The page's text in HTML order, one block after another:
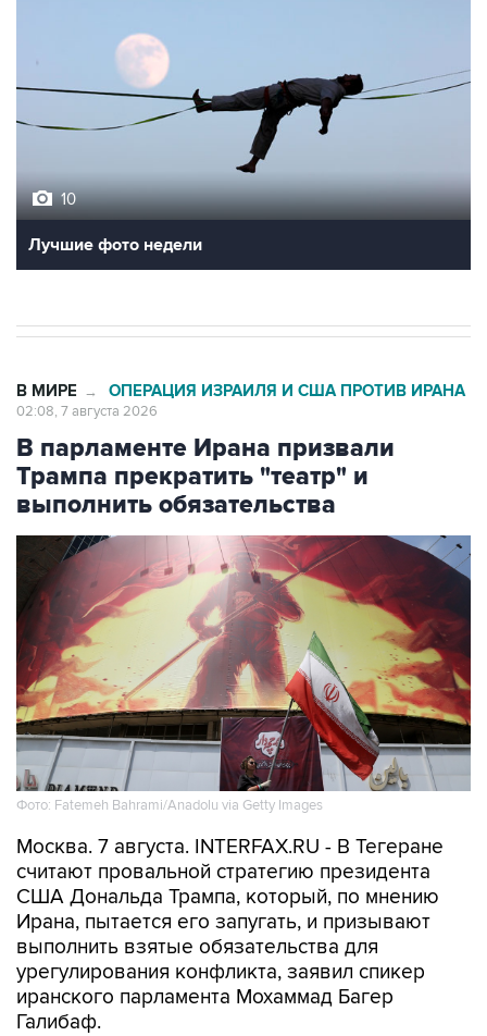
10
Лучшие фото недели
В МИРЕ → ОПЕРАЦИЯ ИЗРАИЛЯ И США ПРОТИВ ИРАНА
02:08, 7 августа 2026
В парламенте Ирана призвали
Трампа прекратить "театр" и
выполнить обязательства
Фото: Fatemeh Bahrami/Anadolu via Getty Images
Москва. 7 августа. INTERFAX.RU - В Тегеране
считают провальной стратегию президента
США Дональда Трампа, который, по мнению
Ирана, пытается его запугать, и призывают
выполнить взятые обязательства для
урегулирования конфликта, заявил спикер
иранского парламента Мохаммад Багер
Галибаф.